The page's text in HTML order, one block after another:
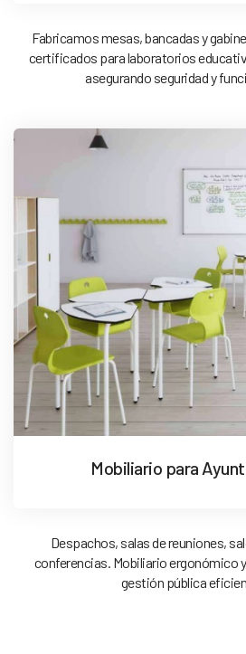
Fabricamos mesas, bancadas y
certificados para laboratorios
asegurando seguridad y
Mobiliario para
Despachos, salas de reuniones,
conferencias. Mobiliario ergonómico
gestión pública